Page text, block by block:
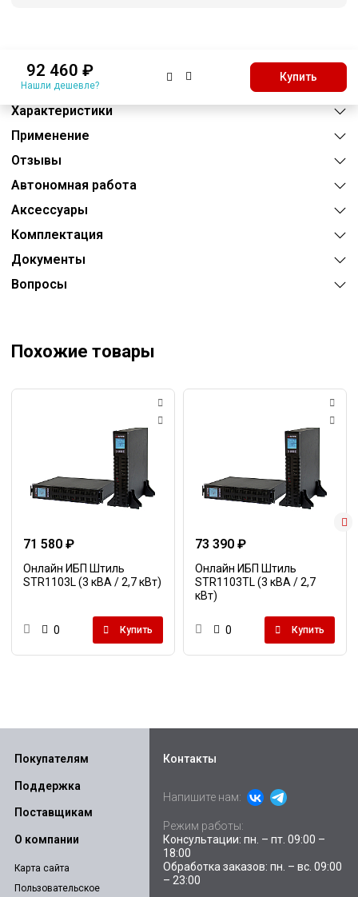
92 460 ₽
Нашли дешевле?
Купить
Описание
Преимущества
Характеристики
Применение
Отзывы
Автономная работа
Аксессуары
Комплектация
Документы
Вопросы
Похожие товары
71 580 ₽
Онлайн ИБП Штиль
STR1103L (3 кВА / 2,7 кВт)
0 Купить
73 390 ₽
Онлайн ИБП Штиль
STR1103TL (3 кВА / 2,7
кВт)
0 Купить
Покупателям
Поддержка
Поставщикам
О компании
Карта сайта
Пользовательское
Контакты
Напишите нам:
Режим работы:
Консультации: пн. – пт. 09:00 –
18:00
Обработка заказов: пн. – вс. 09:00
– 23:00